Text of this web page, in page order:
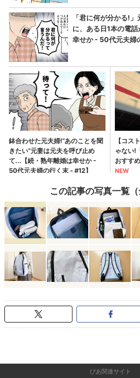
この記事の写真一覧（
ぴあ関連サイト